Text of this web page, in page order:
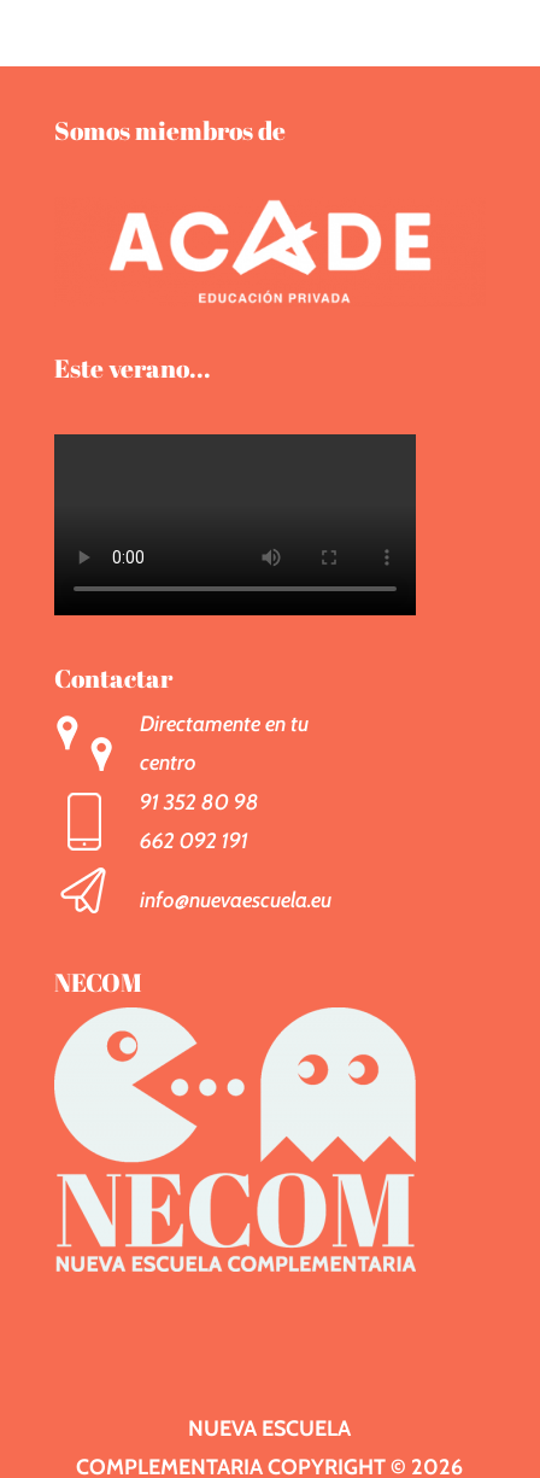
Somos miembros de
Este verano...
Contactar
Directamente en tu
centro
91 352 80 98
662 092 191
info@nuevaescuela.eu
NECOM
NUEVA ESCUELA
COMPLEMENTARIACOPYRIGHT © 2026